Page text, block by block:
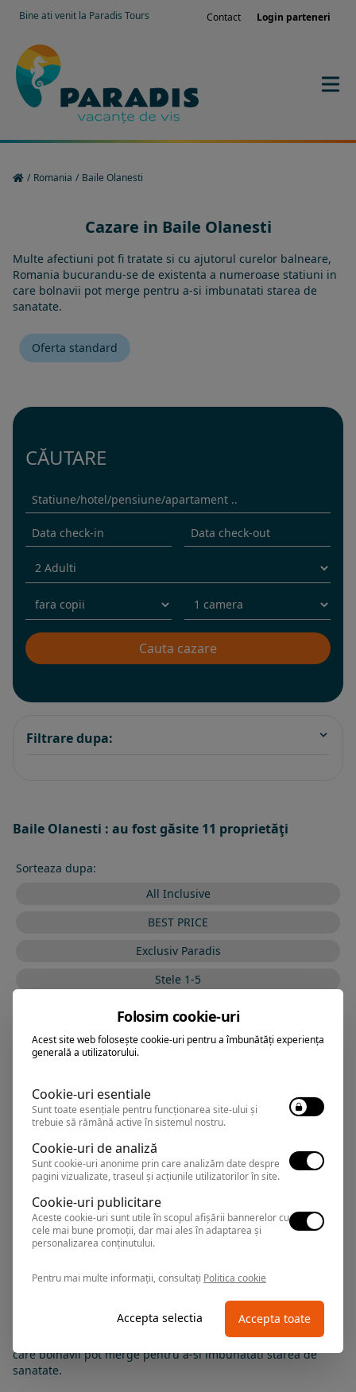
Bine ati venit la Paradis Tours Contact Login parteneri
/ Romania / Baile Olanesti
Cazare in Baile Olanesti
Multe afectiuni pot fi tratate si cu ajutorul curelor balneare,
Romania bucurandu-se de existenta a numeroase statiuni in
care bolnavii pot merge pentru a-si imbunatati starea de
sanatate.
Oferta standard
CĂUTARE
Filtrare dupa:
Baile Olanesti : au fost găsite 11 proprietăţi
Sorteaza dupa:
All Inclusive
BEST PRICE
Exclusiv Paradis
Stele 1-5
Stele 5-1
AND SPA
Baile Olanesti
Rezervari si informatii
Multe afectiuni pot fi tratate si cu ajutorul curelor balneare,
Romania bucurandu-se de existenta a numeroase statiuni in
care bolnavii pot merge pentru a-si imbunatati starea de
sanatate.
Folosim cookie-uri
Acest site web folosește cookie-uri pentru a îmbunătăți experiența
generală a utilizatorului.
Cookie-uri esentiale
Sunt toate esențiale pentru funcționarea site-ului și
trebuie să rămână active în sistemul nostru.
Cookie-uri de analiză
Sunt cookie-uri anonime prin care analizăm date despre
pagini vizualizate, traseul și acțiunile utilizatorilor în site.
Cookie-uri publicitare
Aceste cookie-uri sunt utile în scopul afișării bannerelor cu
cele mai bune promoții, dar mai ales în adaptarea și
personalizarea conținutului.
Pentru mai multe informații, consultați Politica cookie
Accepta selectia Accepta toate